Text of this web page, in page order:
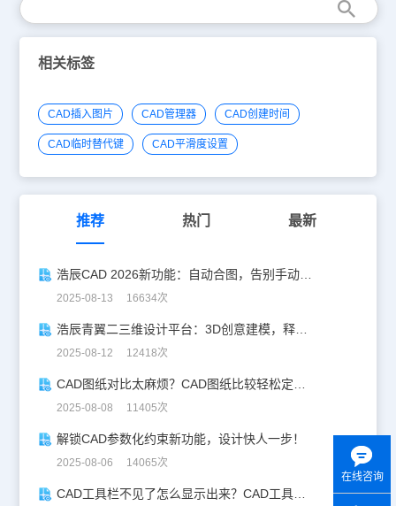
相关标签
CAD插入图片 CAD管理器 CAD创建时间
CAD临时替代键 CAD平滑度设置
推荐 热门 最新
浩辰CAD 2026新功能：自动合图，告别手动拼图！
2025-08-13 16634次
浩辰青翼二三维设计平台：3D创意建模，释放创意生产力！
2025-08-12 12418次
2025-08-08 11405次
解锁CAD参数化约束新功能，设计快人一步！
2025-08-06 14065次
CAD工具栏不见了怎么显示出来？CAD工具栏恢复指南
在线咨询